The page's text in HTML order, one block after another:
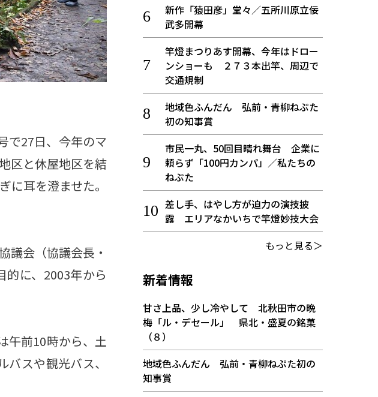
で27日、今年のマ
区と休屋地区を結
耳を澄ませた。
議会（協議会長・
に、2003年から
午前10時から、土
スや観光バス、
新作「猿田彦」堂々／五所川原立佞
武多開幕
竿燈まつりあす開幕、今年はドロー
ンショーも ２７３本出竿、周辺で
交通規制
地域色ふんだん 弘前・青柳ねぷた
初の知事賞
市民一丸、50回目晴れ舞台 企業に
頼らず「100円カンパ」／私たちの
ねぶた
差し手、はやし方が迫力の演技披
露 エリアなかいちで竿燈妙技大会
もっと見る＞
新着情報
甘さ上品、少し冷やして 北秋田市の晩
梅「ル・デセール」 県北・盛夏の銘菓
（８）
地域色ふんだん 弘前・青柳ねぷた初の
知事賞